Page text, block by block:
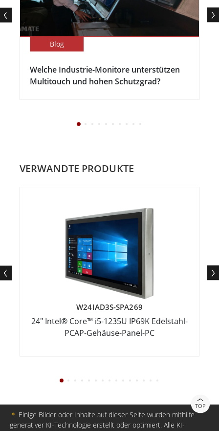
Blog
Welche Industrie-Monitore unterstützen
Multitouch und hohen Schutzgrad?
VERWANDTE PRODUKTE
W24IAD3S-SPA269
24" Intel® Core™ i5-1235U IP69K Edelstahl-
PCAP-Gehäuse-Panel-PC
TOP
＊ Einige Bilder oder Inhalte auf dieser Seite wurden mithilfe
generativer KI-Technologie erstellt oder optimiert. Alle KI-